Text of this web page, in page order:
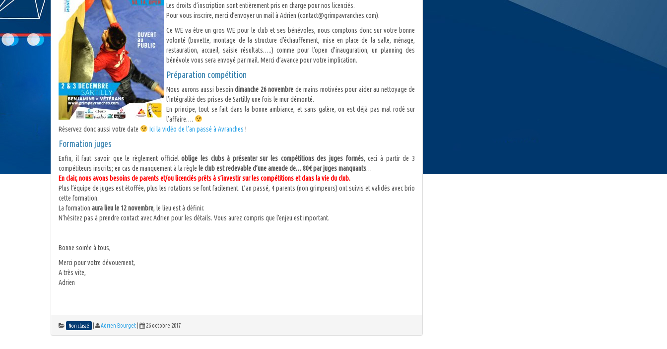
Les droits d’inscription sont entièrement pris en charge pour nos licenciés.
Pour vous inscrire, merci d’envoyer un mail à Adrien (contact@grimpavranches.com).
Ce WE va être un gros WE pour le club et ses bénévoles, nous comptons donc sur votre bonne
volonté (buvette, montage de la structure d’échauffement, mise en place de la salle, ménage,
restauration, accueil, saisie résultats…..) comme pour l’open d’inauguration, un planning des
bénévole vous sera envoyé par mail. Merci d’avance pour votre implication.
Préparation compétition
Nous aurons aussi besoin dimanche 26 novembre de mains motivées pour aider au nettoyage de
l’intégralité des prises de Sartilly une fois le mur démonté.
En principe, tout se fait dans la bonne ambiance, et sans galère, on est déjà pas mal rodé sur
l’affaire….
Réservez donc aussi votre date
Ici la vidéo de l’an passé à Avranches !
Formation juges
Enfin, il faut savoir que le règlement officieloblige les clubs à présenter sur les compétitions des juges formés, ceci à partir de 3
compétiteurs inscrits; en cas de manquement à la règle le club est redevable d’une amende de… 80€ par juges manquants…
En clair, nous avons besoins de parents et/ou licenciés prêts à s’investir sur les compétitions et dans la vie du club.
Plus l’équipe de juges est étoffée, plus les rotations se font facilement. L’an passé, 4 parents (non grimpeurs) ont suivis et validés avec brio
cette formation.
La formation aura lieu le 12 novembre, le lieu est à définir.
N’hésitez pas à prendre contact avec Adrien pour les détails. Vous aurez compris que l’enjeu est important.
Bonne soirée à tous,
Merci pour votre dévouement,
A très vite,
Adrien
Non classé Adrien Bourget 26 octobre 2017